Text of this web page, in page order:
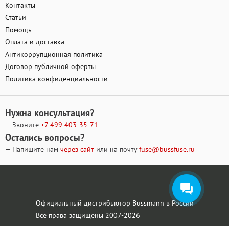
Контакты
Статьи
Помощь
Оплата и доставка
Антикоррупционная политика
Договор публичной оферты
Политика конфиденциальности
Нужна консультация?
— Звоните +7 499 403-35-71
Остались вопросы?
— Напишите нам через сайт или на почтуfuse@bussfuse.ru
Официальный дистрибьютор Bussmann в России
Все права защищены 2007-2026